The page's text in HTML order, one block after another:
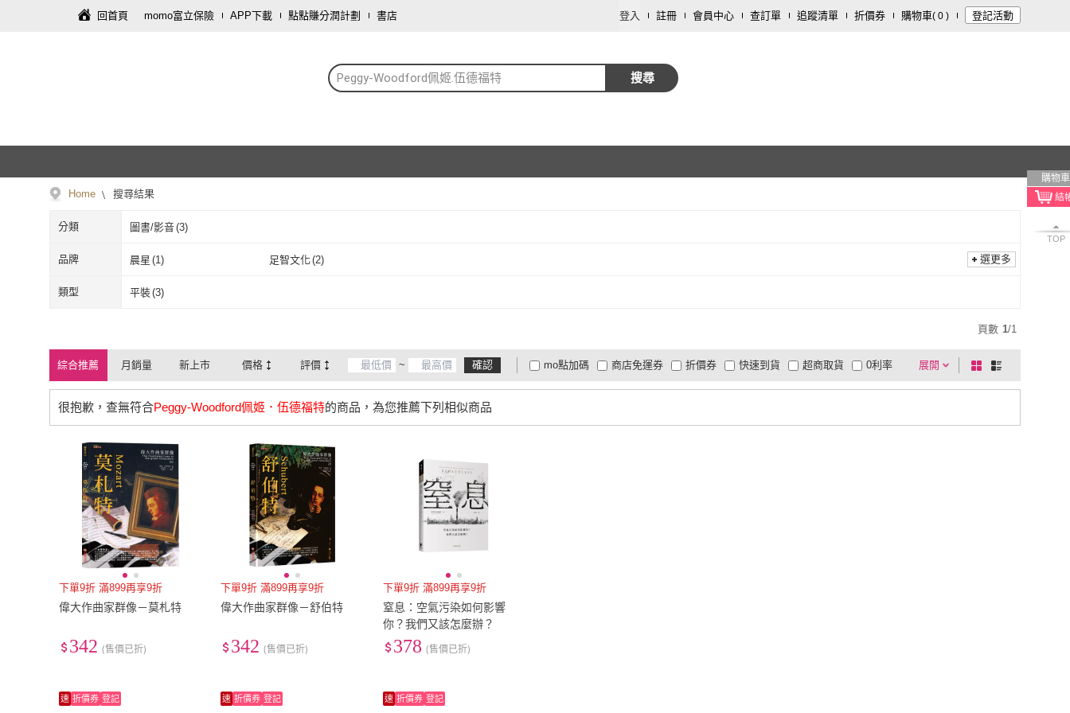
回首頁 momo富立保險 APP下載 點點賺分潤計劃 書店 登入 註冊 會員中心 查訂單 追蹤清單 折價券 購物車( 0 ) 登記活動
Peggy-Woodford佩姬.伍德福特 搜尋
購物車
TOP
Home 搜尋結果
分類 圖書/影音(3)
品牌 晨星 (1) 足智文化(2)
晨星
選更多
類型 平裝(3)
頁數 1/1
綜合推薦 月銷量 新上市 價格 評價 ~ 確認 展開
折價券
有影片
商品有量 電視購物
mo點加碼 快速到貨 超商取貨
大家電安心配
大家電快配
商店免運券 0利率
棋
盤
列
很抱歉，查無符合Peggy-Woodford佩姬．伍德福特的商品，為您推薦下列相似商品
下單9折 滿899再享9折
偉大作曲家群像－莫札特
342 (售價已折)
速 折價券 登記
下單9折 滿899再享9折
偉大作曲家群像－舒伯特
342 (售價已折)
速 折價券 登記
下單9折 滿899再享9折
窒息：空氣污染如何影響
你？我們又該怎麼辦？
378 (售價已折)
速 折價券 登記